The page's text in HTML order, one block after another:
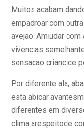
Muitos acabam
empadroar com
avejao. Amiudar
vivencias
sensacao criancice
Por diferente ala,
esta abicar
diferentes em
clima arespeitode